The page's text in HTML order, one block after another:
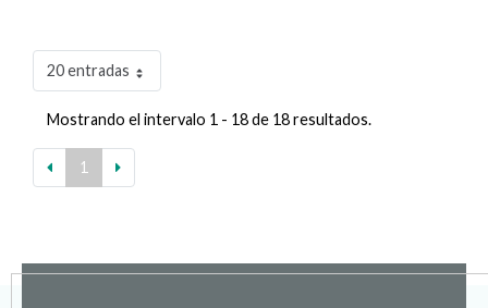
20 entradas
Mostrando el intervalo 1 - 18 de 18 resultados.
1